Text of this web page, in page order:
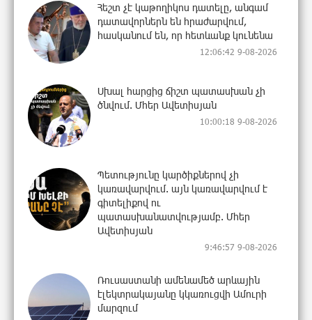
Հեշտ չէ կաթողիկոս դատելը, անգամ
դատավորներն են հրաժարվում,
հասկանում են, որ հետևանք կունենա
12:06:42 9-08-2026
Սխալ հարցից ճիշտ պատասխան չի
ծնվում. Մհեր Ավետիսյան
10:00:18 9-08-2026
Պետությունը կարծիքներով չի
կառավարվում. այն կառավարվում է
գիտելիքով ու
պատասխանատվությամբ. Մհեր
Ավետիսյան
9:46:57 9-08-2026
Ռուսաստանի ամենամեծ արևային
էլեկտրակայանը կկառուցվի Ամուրի
մարզում